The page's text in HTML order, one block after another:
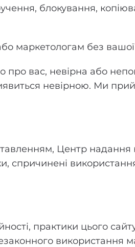
блокування,
маркетологам без вашої
вас, невірна або
невірною. Ми
Центр надання
спричинені
практики цього
використання